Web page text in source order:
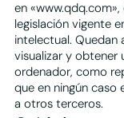
en
legislación vigente
intelectual. Quedan
visualizar y obtener
ordenador, como
que en ningún caso
a otros terceros.